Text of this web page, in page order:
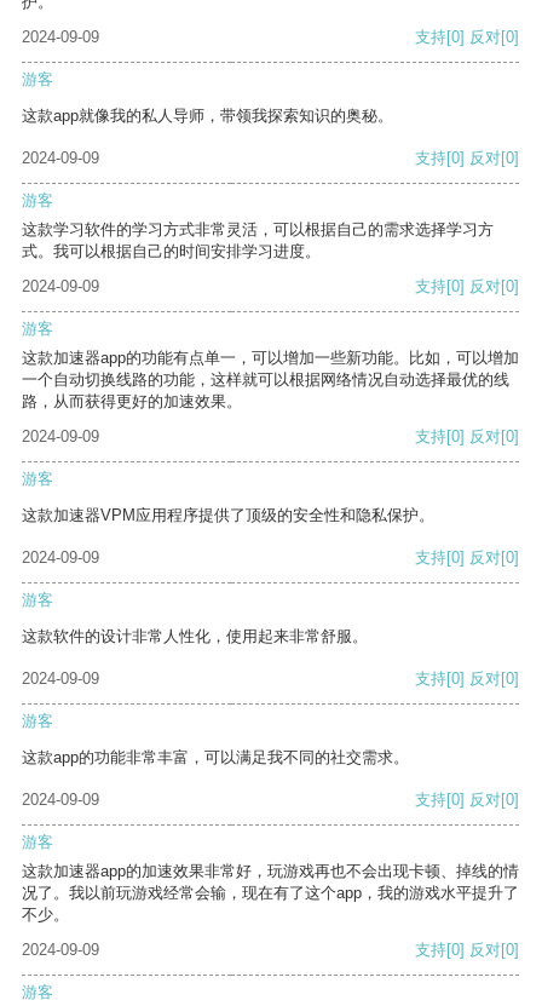
2024-09-09
支持[0] 反对[0]
游客
这款app就像我的私人导师，带领我探索知识的奥秘。
2024-09-09 支持[0] 反对[0]
游客
这款学习软件的学习方式非常灵活，可以根据自己的需求选择学习方
式。我可以根据自己的时间安排学习进度。
2024-09-09
支持[0] 反对[0]
游客
这款加速器app的功能有点单一，可以增加一些新功能。比如，可以增加
一个自动切换线路的功能，这样就可以根据网络情况自动选择最优的线
路，从而获得更好的加速效果。
2024-09-09
支持[0] 反对[0]
游客
这款加速器VPM应用程序提供了顶级的安全性和隐私保护。
2024-09-09 支持[0] 反对[0]
游客
这款软件的设计非常人性化，使用起来非常舒服。
2024-09-09 支持[0] 反对[0]
游客
这款app的功能非常丰富，可以满足我不同的社交需求。
2024-09-09 支持[0] 反对[0]
游客
这款加速器app的加速效果非常好，玩游戏再也不会出现卡顿、掉线的情
况了。我以前玩游戏经常会输，现在有了这个app，我的游戏水平提升了
不少。
2024-09-09
支持[0] 反对[0]
游客